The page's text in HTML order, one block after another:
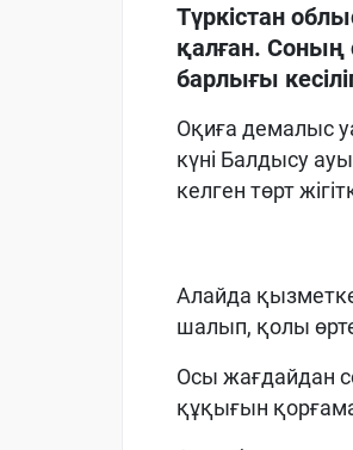
Түркістан
қалған.
барлығы
Оқиға демалыс
күні Балдысу
келген төрт
Алайда
шалып, қолы
Осы жағдайдан
құқығын